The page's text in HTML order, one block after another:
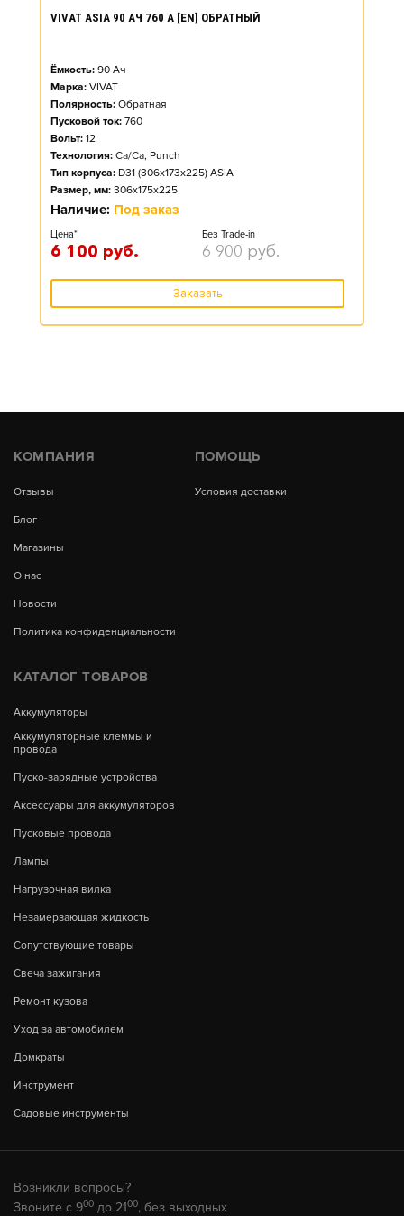
VIVAT ASIA 90 АЧ 760 А [EN] ОБРАТНЫЙ
Ёмкость: 90 Ач
Марка: VIVAT
Полярность: Обратная
Пусковой ток: 760
Вольт: 12
Технология: Ca/Ca, Punch
Тип корпуса: D31 (306x173x225) ASIA
Размер, мм: 306x175x225
Наличие: Под заказ
Цена*
6 100 руб.
Без Trade-in
6 900 руб.
Заказать
КОМПАНИЯ
Отзывы
Блог
Магазины
О нас
Новости
Политика конфиденциальности
ПОМОЩЬ
Условия доставки
КАТАЛОГ ТОВАРОВ
Аккумуляторы
Аккумуляторные клеммы и
провода
Пуско-зарядные устройства
Аксессуары для аккумуляторов
Пусковые провода
Лампы
Нагрузочная вилка
Незамерзающая жидкость
Сопутствующие товары
Свеча зажигания
Ремонт кузова
Уход за автомобилем
Домкраты
Инструмент
Садовые инструменты
Возникли вопросы?
Звоните с 900 до 2100, без выходных